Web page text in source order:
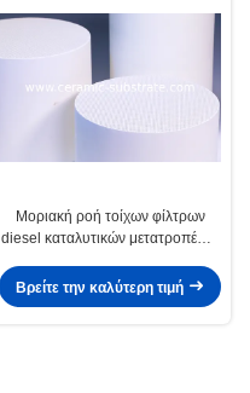
Μοριακή ροή τοίχων φίλτρων
diesel καταλυτικών μετατροπέων,
Βρείτε την καλύτερη τιμή